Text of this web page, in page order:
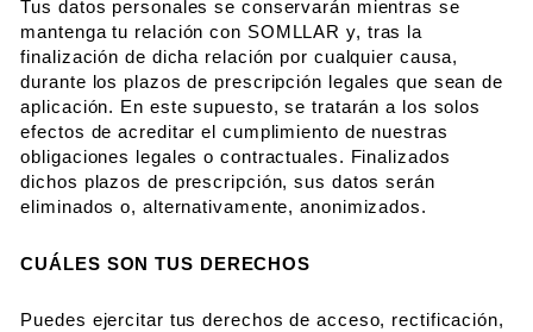
Tus datos personales se conservarán mientras se
mantenga tu relación con SOMLLAR y, tras la
finalización de dicha relación por cualquier causa,
durante los plazos de prescripción legales que sean de
aplicación. En este supuesto, se tratarán a los solos
efectos de acreditar el cumplimiento de nuestras
obligaciones legales o contractuales. Finalizados
dichos plazos de prescripción, sus datos serán
eliminados o, alternativamente, anonimizados.
CUÁLES SON TUS DERECHOS
Puedes ejercitar tus derechos de acceso, rectificación,